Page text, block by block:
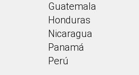
Guatemala
Honduras
Nicaragua
Panamá
Perú